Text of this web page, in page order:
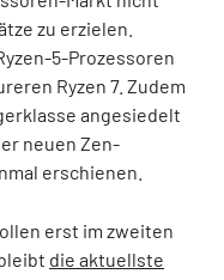
zu erzielen.
5-Prozessoren
Ryzen 7. Zudem
angesiedelt
neuen Zen-
erschienen.
erst im zweiten
die aktuellste